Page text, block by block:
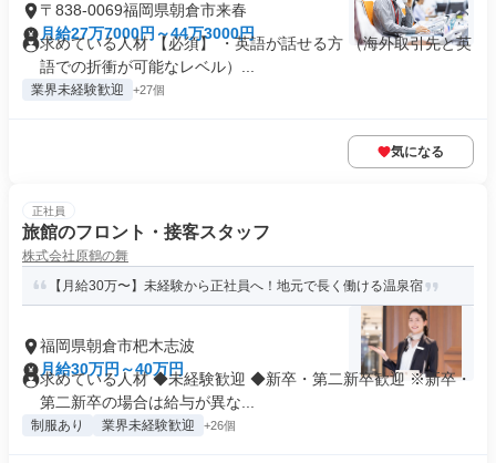
〒838-0069福岡県朝倉市来春
月給27万7000円～44万3000円
求めている人材 【必須】 ・英語が話せる方 （海外取引先と英
語での折衝が可能なレベル）...
業界未経験歓迎 +27個
気になる
正社員
旅館のフロント・接客スタッフ
株式会社原鶴の舞
【月給30万〜】未経験から正社員へ！地元で長く働ける温泉宿
福岡県朝倉市杷木志波
月給30万円～40万円
求めている人材 ◆未経験歓迎 ◆新卒・第二新卒歓迎 ※新卒・
第二新卒の場合は給与が異な...
制服あり 業界未経験歓迎 +26個